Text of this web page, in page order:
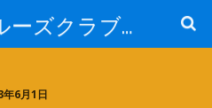
ジャパンクルーズクラブ トピック
年6月1日